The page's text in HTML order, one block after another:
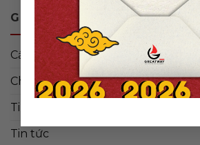
GREATWAY BLOG
Cẩm nang
Chưa được phân loại(4)
Tin đơn hàng
Tin tức